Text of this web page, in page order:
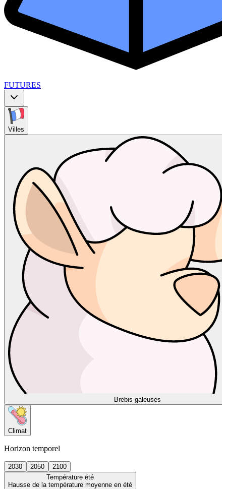
FUTURES
Villes
Brebis galeuses
Climat
Horizon temporel
2030 2050
2100
Température été
Hausse de la température moyenne en été